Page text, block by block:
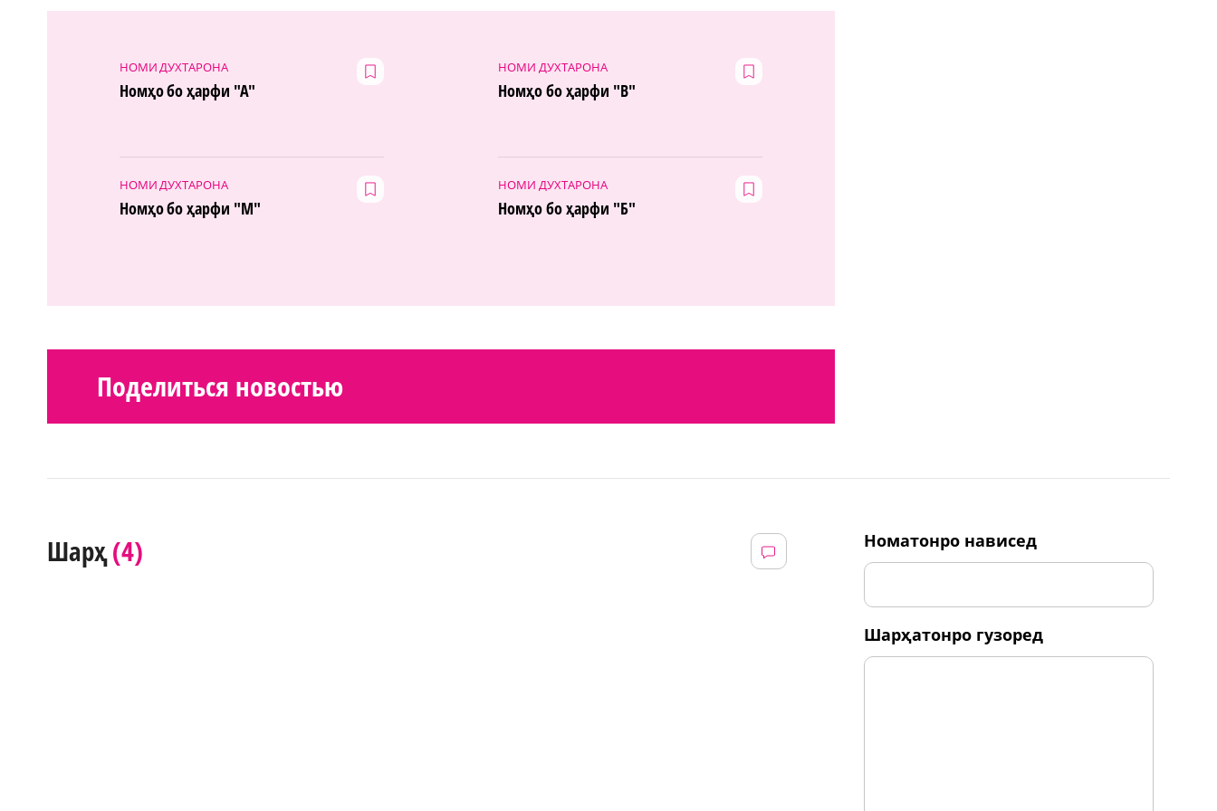
НОМИ ДУХТАРОНА
Номҳо бо ҳарфи "А"
НОМИ ДУХТАРОНА
Номҳо бо ҳарфи "В"
НОМИ ДУХТАРОНА
Номҳо бо ҳарфи "М"
НОМИ ДУХТАРОНА
Номҳо бо ҳарфи "Б"
Поделиться новостью
Шарҳ(4) номатонро нависед
шарҳатонро гузоред